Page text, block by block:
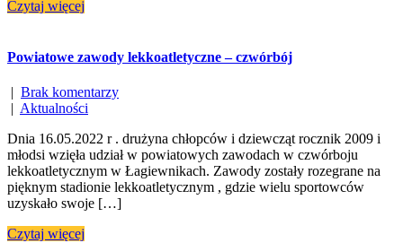
Czytaj więcej
Powiatowe zawody lekkoatletyczne – czwórbój
| Brak komentarzy
| Aktualności
Dnia 16.05.2022 r . drużyna chłopców i dziewcząt rocznik 2009 i
młodsi wzięła udział w powiatowych zawodach w czwórboju
lekkoatletycznym w Łagiewnikach. Zawody zostały rozegrane na
pięknym stadionie lekkoatletycznym , gdzie wielu sportowców
uzyskało swoje […]
Czytaj więcej